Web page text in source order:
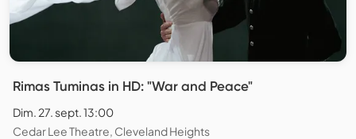
Rimas Tuminas in HD: "War and Peace"
Dim. 27. sept. 13:00
Cedar Lee Theatre, Cleveland Heights